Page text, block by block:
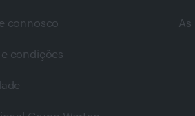
connosco
e condições
As